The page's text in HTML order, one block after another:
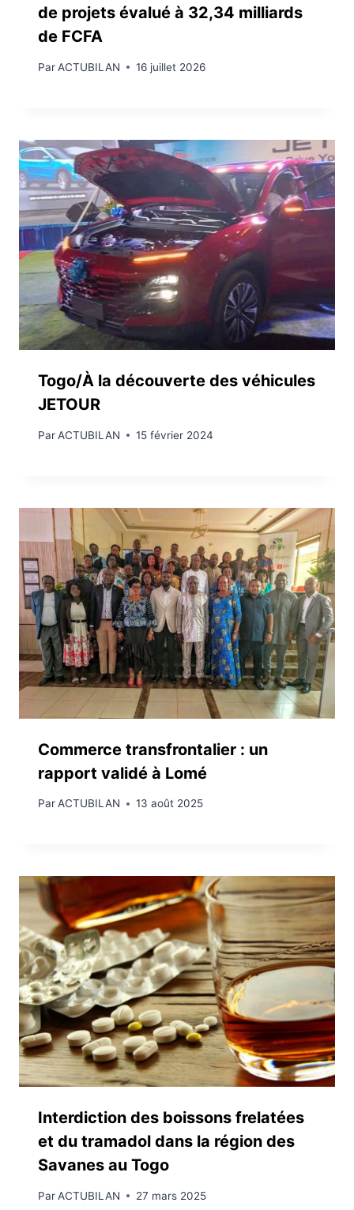
de projets évalué à 32,34 milliards
de FCFA
ParACTUBILAN 16 juillet 2026
Togo/À la découverte des véhicules
JETOUR
ParACTUBILAN 15 février 2024
Commerce transfrontalier : un
rapport validé à Lomé
ParACTUBILAN 13 août 2025
Interdiction des boissons frelatées
et du tramadol dans la région des
Savanes au Togo
ParACTUBILAN 27 mars 2025